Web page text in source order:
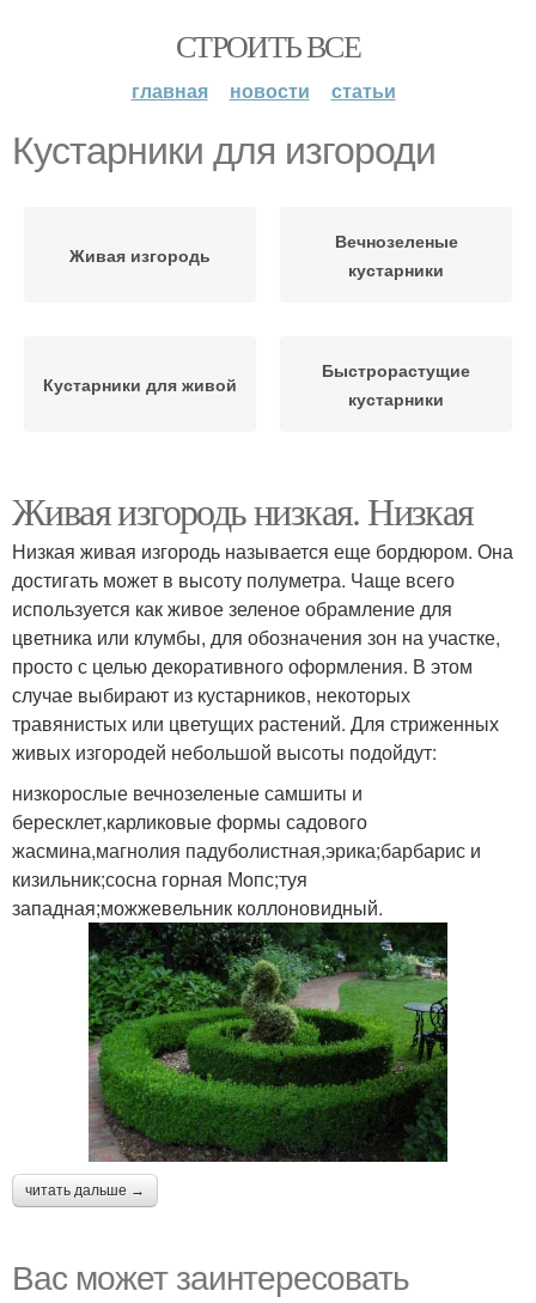
СТРОИТЬ ВСЕ
главная новости статьи
Кустарники для изгороди
Живая изгородь
Вечнозеленые
кустарники
Кустарники для живой
Быстрорастущие
кустарники
Живая изгородь низкая. Низкая
Низкая живая изгородь называется еще бордюром. Она
достигать может в высоту полуметра. Чаще всего
используется как живое зеленое обрамление для
цветника или клумбы, для обозначения зон на участке,
просто с целью декоративного оформления. В этом
случае выбирают из кустарников, некоторых
травянистых или цветущих растений. Для стриженных
живых изгородей небольшой высоты подойдут:
низкорослые вечнозеленые самшиты и
бересклет,карликовые формы садового
жасмина,магнолия падуболистная,эрика;барбарис и
кизильник;сосна горная Мопс;туя
западная;можжевельник коллоновидный.
читать дальше →
Вас может заинтересовать